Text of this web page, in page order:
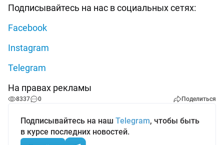
Подписывайтесь на нас в социальных сетях:
Facebook
Instagram
Telegram
На правах рекламы
8337 0 Поделиться
Подписывайтесь на наш Telegram, чтобы быть
в курсе последних новостей.